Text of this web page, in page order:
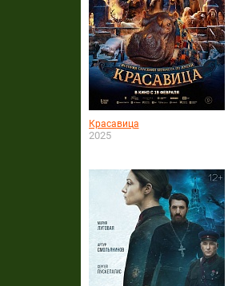
Красавица
2025